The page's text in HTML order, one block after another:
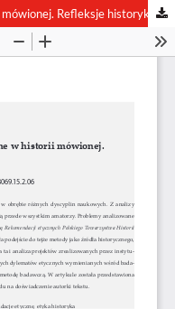
Refleksje historyka